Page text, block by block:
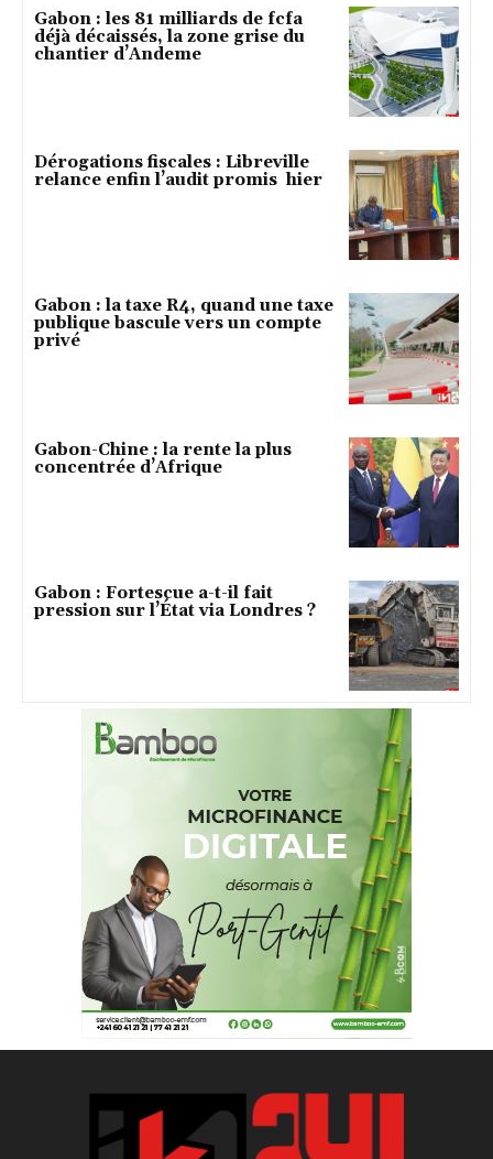
Gabon : les 81 milliards de fcfa
déjà décaissés, la zone grise du
chantier d’Andeme
Dérogations fiscales : Libreville
relance enfin l’audit promis hier
Gabon : la taxe R4, quand une taxe
publique bascule vers un compte
privé
Gabon-Chine : la rente la plus
concentrée d’Afrique
Gabon : Fortescue a-t-il fait
pression sur l’État via Londres ?